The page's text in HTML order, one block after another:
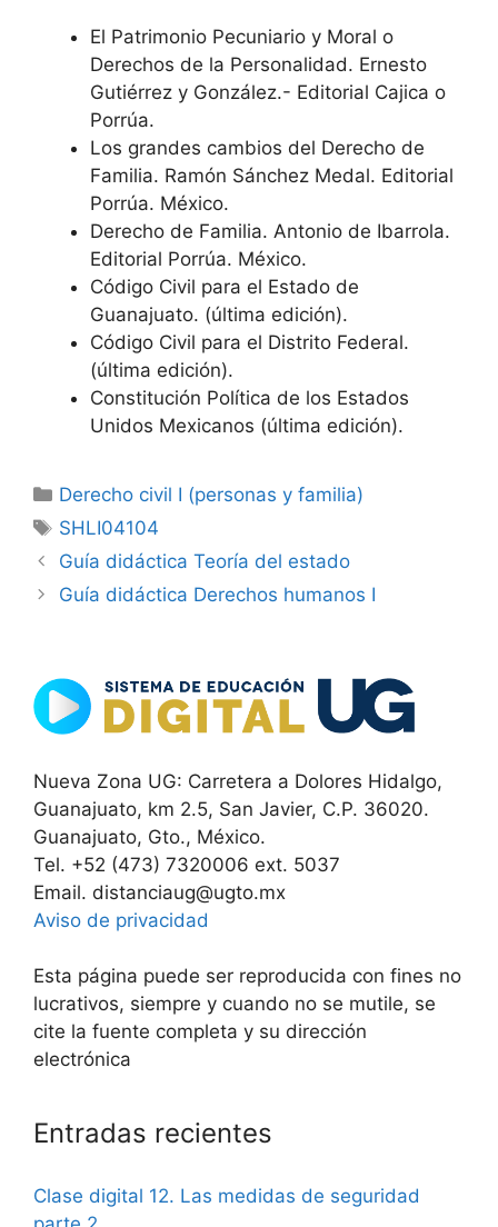
El Patrimonio Pecuniario y Moral o
Derechos de la Personalidad. Ernesto
Gutiérrez y González.- Editorial Cajica o
Porrúa.
Los grandes cambios del Derecho de
Familia. Ramón Sánchez Medal. Editorial
Porrúa. México.
Derecho de Familia. Antonio de Ibarrola.
Editorial Porrúa. México.
Código Civil para el Estado de
Guanajuato. (última edición).
Código Civil para el Distrito Federal.
(última edición).
Constitución Política de los Estados
Unidos Mexicanos (última edición).
Categorías
Derecho civil I (personas y familia)
Etiquetas
SHLI04104
Guía didáctica Teoría del estado
Guía didáctica Derechos humanos I
Nueva Zona UG: Carretera a Dolores Hidalgo,
Guanajuato, km 2.5, San Javier, C.P. 36020.
Guanajuato, Gto., México.
Tel. +52 (473) 7320006 ext. 5037
Email. distanciaug@ugto.mx
Aviso de privacidad
Esta página puede ser reproducida con fines no
lucrativos, siempre y cuando no se mutile, se
cite la fuente completa y su dirección
electrónica
Entradas recientes
Clase digital 12. Las medidas de seguridad